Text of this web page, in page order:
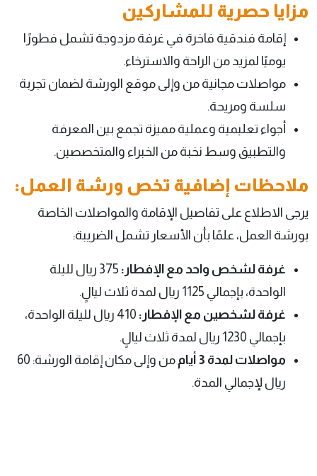
مزايا حصرية للمشاركين
إقامة فندقية فاخرة في غرفة مزدوجة تشمل فطورًا
يوميًا لمزيد من الراحة والاسترخاء.
مواصلات مجانية من وإلى موقع الورشة لضمان تجربة
سلسة ومريحة.
أجواء تعليمية وعملية مميزة تجمع بين المعرفة
والتطبيق وسط نخبة من الخبراء والمتخصصين.
ملاحظات إضافية تخص ورشة العمل:
يرجى الاطلاع على تفاصيل الإقامة والمواصلات الخاصة
بورشة العمل، علمًا بأن الأسعار تشمل الضريبة:
غرفة لشخص واحد مع الإفطار:
375 ريال لليلة
الواحدة، بإجمالي 1125 ريال لمدة ثلاث ليالٍ.
غرفة لشخصين مع الإفطار:
410 ريال لليلة الواحدة،
بإجمالي 1230 ريال لمدة ثلاث ليالٍ.
مواصلات لمدة 3 أيام
من وإلى مكان إقامة الورشة: 60
ريال لإجمالي المدة.